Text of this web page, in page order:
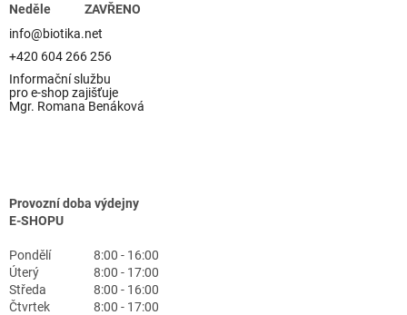
Neděle
ZAVŘENO
info@biotika.net
+420 604 266 256
Informační službu
pro e-shop zajišťuje
Mgr. Romana Benáková
Provozní doba výdejny
E-SHOPU
Pondělí
8:00 - 16:00
Úterý
8:00 - 17:00
Středa
8:00 - 16:00
Čtvrtek
8:00 - 17:00